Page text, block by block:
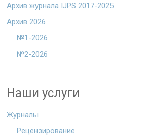
Архив журнала IJPS 2017-2025
Архив 2026
№1-2026
№2-2026
Наши услуги
Журналы
Рецензирование